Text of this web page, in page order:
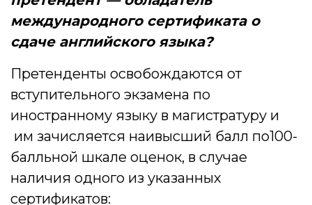
международного сертификата о
сдаче английского языка?
Претенденты освобождаются от
вступительного экзамена по
иностранному языку в магистратуру и
им зачисляется наивысший балл по100-
балльной шкале оценок, в случае
наличия одного из указанных
сертификатов: